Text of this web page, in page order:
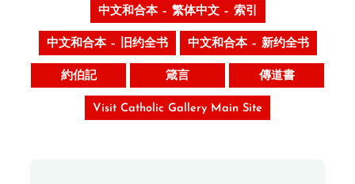
中文和合本 – 繁体中文 – 索引
中文和合本 – 旧约全书 中文和合本 – 新约全书
約伯記 箴言 傳道書
Visit Catholic Gallery Main Site